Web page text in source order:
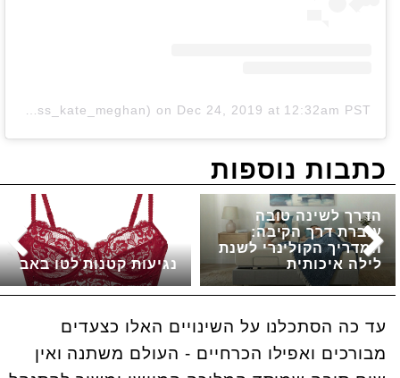
A post shared by Kate Middleton/Meghan Markle (@duchess_kate_meghan) on Dec 24, 2019 at 12:32am PST
כתבות נוספות
נגיעות קטנות לטו באב
הדרך לשינה טובה
עוברת דרך הקיבה:
המדריך הקולינרי לשנת
לילה איכותית
עד כה הסתכלנו על השינויים האלו כצעדים
מבורכים ואפילו הכרחיים - העולם משתנה ואין